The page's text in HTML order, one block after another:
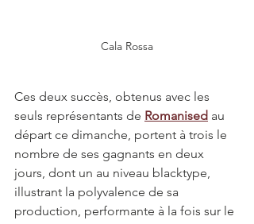
Cala Rossa
Ces deux succès, obtenus avec les
seuls représentants de Romanised au
départ ce dimanche, portent à trois le
nombre de ses gagnants en deux
jours, dont un au niveau blacktype,
illustrant la polyvalence de sa
production, performante à la fois sur le